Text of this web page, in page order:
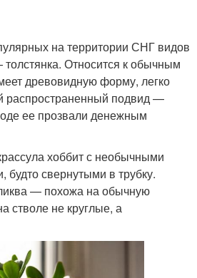
на территории СНГ видов
Относится к обычным
древовидную форму, легко
распространенный подвид —
ее прозвали денежным
хоббит с необычными
будто свернутыми в трубку.
— похожа на обычную
стволе не круглые, а